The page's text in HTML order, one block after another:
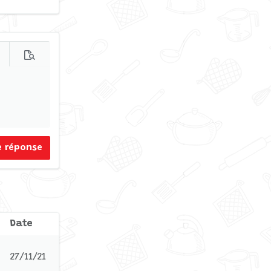
d'options…
Prévisualisation
réponse
Date
27/11/21